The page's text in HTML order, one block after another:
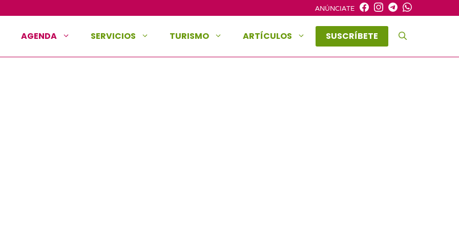
ANÚNCIATE
AGENDA SERVICIOS TURISMO ARTÍCULOS SUSCRÍBETE